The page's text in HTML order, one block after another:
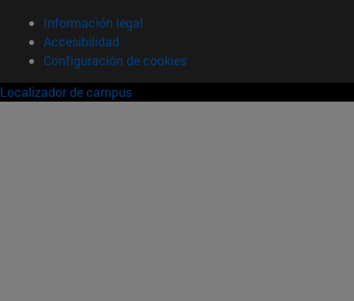
Información legal
Accesibilidad
Configuración de cookies
Localizador de campus